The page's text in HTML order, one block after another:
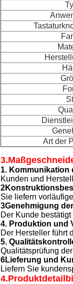
Art der
1. Kommunikation
Kunden und
Sie liefern
3Genehmigung
Der Kunde
4. Produktion und
Der Hersteller führt
5.
Qualitätsprüfung
6Lieferung und
Liefern Sie